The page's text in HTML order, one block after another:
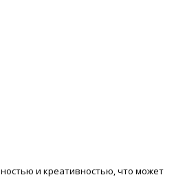
и креативностью, что может